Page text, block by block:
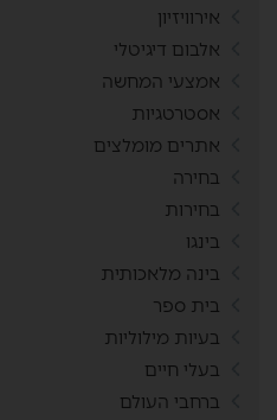
אירוויזיון
אלבום דיגיטלי
אמצעי המחשה
אסטרטגיות
אתרים מומלצים
בחירה
בחירות
בינגו
בינה מלאכותית
בית ספר
בעיות מילוליות
בעלי חיים
ברחבי העולם